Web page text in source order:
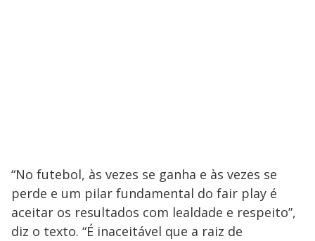
“No futebol, às vezes se ganha e às vezes se
perde e um pilar fundamental do fair play é
aceitar os resultados com lealdade e respeito”,
diz o texto. “É inaceitável que a raiz de